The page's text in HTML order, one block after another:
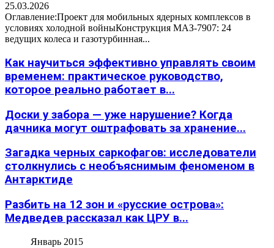
25.03.2026
Оглавление:Проект для мобильных ядерных комплексов в
условиях холодной войныКонструкция МАЗ-7907: 24
ведущих колеса и газотурбинная...
Как научиться эффективно управлять своим
временем: практическое руководство,
которое реально работает в...
Доски у забора — уже нарушение? Когда
дачника могут оштрафовать за хранение...
Загадка черных саркофагов: исследователи
столкнулись с необъяснимым феноменом в
Антарктиде
Разбить на 12 зон и «русские острова»:
Медведев рассказал как ЦРУ в...
Январь 2015